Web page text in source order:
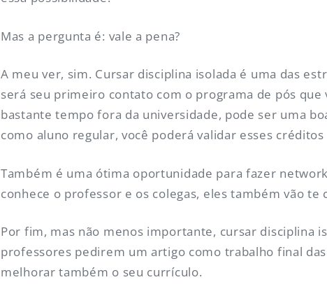
Mas a pergunta é: vale a pena?
A meu ver, sim. Cursar disciplina isolada é uma das
será seu primeiro contato com o programa de pós
bastante tempo fora da universidade, pode ser uma
como aluno regular, você poderá validar esses
Também é uma ótima oportunidade para fazer
conhece o professor e os colegas, eles também vão te
Por fim, mas não menos importante, cursar disciplina
professores pedirem um artigo como trabalho final
melhorar também o seu currículo.